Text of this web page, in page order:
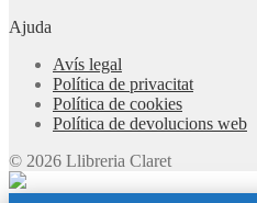
Ajuda
Avís legal
Política de privacitat
Política de cookies
Política de devolucions web
© 2026 Llibreria Claret